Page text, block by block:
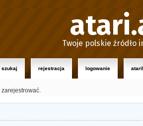
Twoje polskie źródło
szukaj rejestracja logowanie